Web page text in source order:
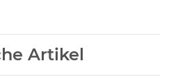
Artikel